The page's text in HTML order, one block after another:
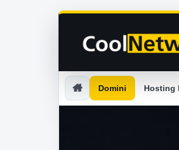
Domini Hosting